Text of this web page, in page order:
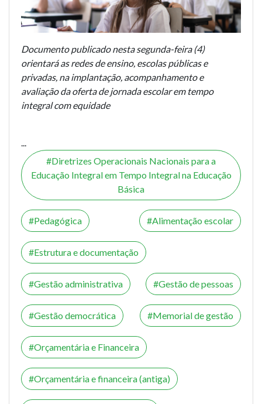
Documento publicado nesta segunda-feira (4)
orientará as redes de ensino, escolas públicas e
privadas, na implantação, acompanhamento e
avaliação da oferta de jornada escolar em tempo
integral com equidade
Diretrizes Operacionais Nacionais para a
Educação Integral em Tempo Integral na Educação
Básica
Pedagógica Alimentação escolar
Estrutura e documentação
Gestão administrativa Gestão de pessoas
Gestão democrática Memorial de gestão
Orçamentária e Financeira
Orçamentária e financeira (antiga)